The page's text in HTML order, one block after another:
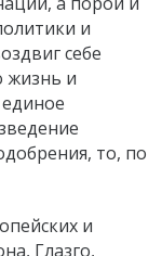
и
себе
жизнь и
то, по
и
Глазго,